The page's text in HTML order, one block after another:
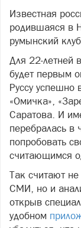
Известная
родившаяся в
румынский
Для 22-летней
будет первым
Руссу успешно
«Омичка»,
Саратова. И
перебралась
попробовать
считающимся
Так считают
СМИ, но и
открыв
удобном